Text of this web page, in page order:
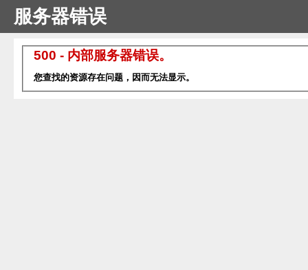
服务器错误
500 - 内部服务器错误。
您查找的资源存在问题，因而无法显示。